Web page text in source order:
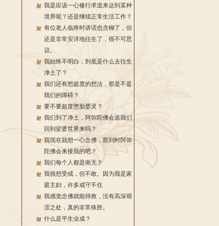
我是应该一心修行求道来达到某种
境界呢？还是继续正常生活工作？
有位老人临终时讲话也含糊了，但
还是非常安详地往生了，很不可思
议。
我始终不明白，到底是什么去往生
净土了？
我们还有想超度的想法，那是不是
我们的障碍？
要不要超度堕胎婴灵？
我们到了净土，阿弥陀佛会派我们
回到娑婆世界来吗？
我现在就想一心念佛，那到时阿弥
陀佛会来接我的吧？
我们每个人都是南无？
我很想受戒，但不敢。因为我是家
庭主妇，许多戒守不住
我感觉念佛就能得救，没有高深艰
涩之处，真的非常殊胜。
什么是平生业成？